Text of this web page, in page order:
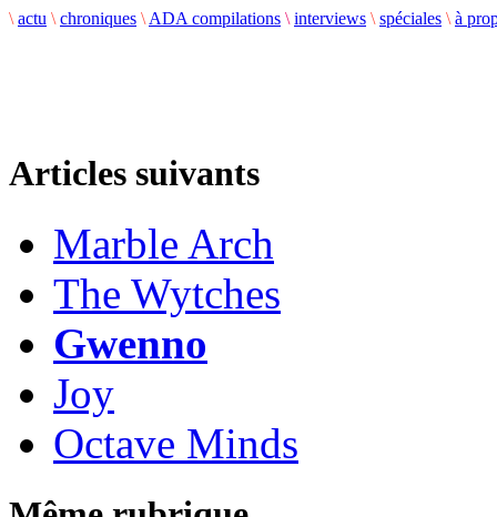
\ actu \ chroniques \ ADA compilations \ interviews \ spéciales \ à
Articles suivants
Marble Arch
The Wytches
Gwenno
Joy
Octave Minds